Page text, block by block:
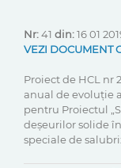
Nr:41 din:16 01
VEZI DOCUMENT
Proiect de HCL nr
anual de evoluție
pentru Proiectul
deșeurilor solide
speciale de